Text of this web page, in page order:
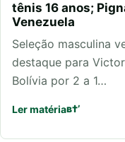
tênis 16 anos;
Venezuela
Seleção masculina
destaque para
Bolívia por 2 a 1…
Ler matéria